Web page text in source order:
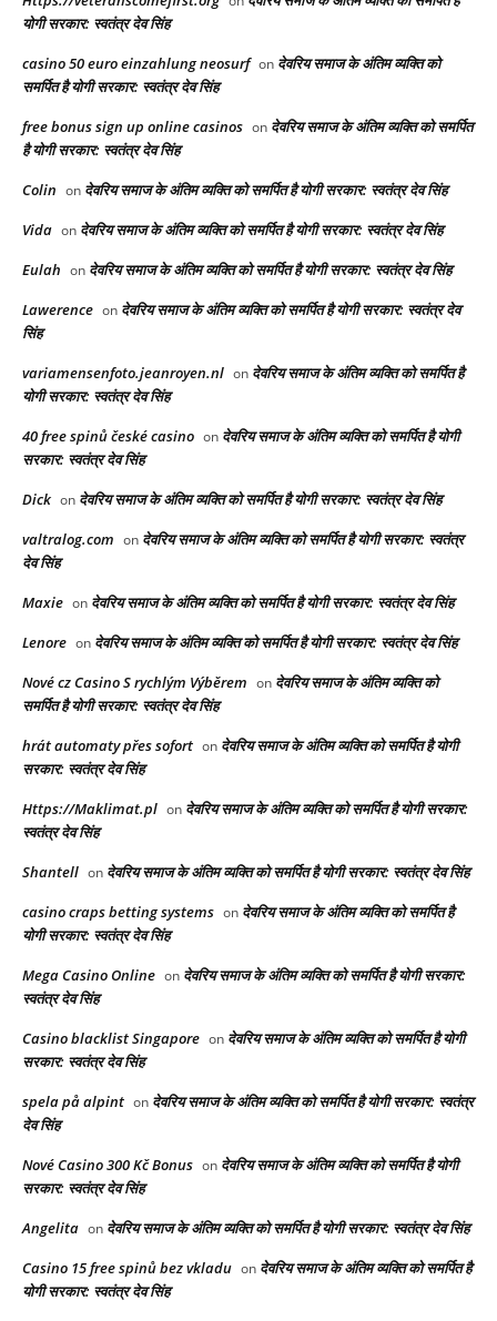
योगी सरकार: स्वतंत्र देव सिंह
casino 50 euro einzahlung neosurf on देवरिय समाज के अंतिम व्यक्ति को
समर्पित है योगी सरकार: स्वतंत्र देव सिंह
free bonus sign up online casinos on देवरिय समाज के अंतिम व्यक्ति को समर्पित
है योगी सरकार: स्वतंत्र देव सिंह
Colin on देवरिय समाज के अंतिम व्यक्ति को समर्पित है योगी सरकार: स्वतंत्र देव सिंह
Vida on देवरिय समाज के अंतिम व्यक्ति को समर्पित है योगी सरकार: स्वतंत्र देव सिंह
Eulah on देवरिय समाज के अंतिम व्यक्ति को समर्पित है योगी सरकार: स्वतंत्र देव सिंह
Lawerence on देवरिय समाज के अंतिम व्यक्ति को समर्पित है योगी सरकार: स्वतंत्र देव
सिंह
variamensenfoto.jeanroyen.nl on देवरिय समाज के अंतिम व्यक्ति को समर्पित है
योगी सरकार: स्वतंत्र देव सिंह
40 free spinů české casino on देवरिय समाज के अंतिम व्यक्ति को समर्पित है योगी
सरकार: स्वतंत्र देव सिंह
Dick on देवरिय समाज के अंतिम व्यक्ति को समर्पित है योगी सरकार: स्वतंत्र देव सिंह
valtralog.com on देवरिय समाज के अंतिम व्यक्ति को समर्पित है योगी सरकार: स्वतंत्र
देव सिंह
Maxie on देवरिय समाज के अंतिम व्यक्ति को समर्पित है योगी सरकार: स्वतंत्र देव सिंह
Lenore on देवरिय समाज के अंतिम व्यक्ति को समर्पित है योगी सरकार: स्वतंत्र देव सिंह
Nové cz Casino S rychlým Výběrem on देवरिय समाज के अंतिम व्यक्ति को
समर्पित है योगी सरकार: स्वतंत्र देव सिंह
hrát automaty přes sofort on देवरिय समाज के अंतिम व्यक्ति को समर्पित है योगी
सरकार: स्वतंत्र देव सिंह
Https://Maklimat.pl on देवरिय समाज के अंतिम व्यक्ति को समर्पित है योगी सरकार:
स्वतंत्र देव सिंह
Shantell on देवरिय समाज के अंतिम व्यक्ति को समर्पित है योगी सरकार: स्वतंत्र देव सिंह
casino craps betting systems on देवरिय समाज के अंतिम व्यक्ति को समर्पित है
योगी सरकार: स्वतंत्र देव सिंह
Mega Casino Online on देवरिय समाज के अंतिम व्यक्ति को समर्पित है योगी सरकार:
स्वतंत्र देव सिंह
Casino blacklist Singapore on देवरिय समाज के अंतिम व्यक्ति को समर्पित है योगी
सरकार: स्वतंत्र देव सिंह
spela på alpint on देवरिय समाज के अंतिम व्यक्ति को समर्पित है योगी सरकार: स्वतंत्र
देव सिंह
Nové Casino 300 Kč Bonus on देवरिय समाज के अंतिम व्यक्ति को समर्पित है योगी
सरकार: स्वतंत्र देव सिंह
Angelita on देवरिय समाज के अंतिम व्यक्ति को समर्पित है योगी सरकार: स्वतंत्र देव सिंह
Casino 15 free spinů bez vkladu on देवरिय समाज के अंतिम व्यक्ति को समर्पित है
योगी सरकार: स्वतंत्र देव सिंह